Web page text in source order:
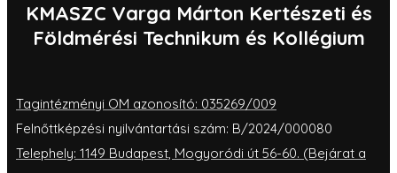
KMASZC Varga Márton Kertészeti és
Földmérési Technikum és Kollégium
Tagintézményi OM azonosító: 035269/009
Felnőttképzési nyilvántartási szám: B/2024/000080
Telephely: 1149 Budapest, Mogyoródi út 56-60. (Bejárat a